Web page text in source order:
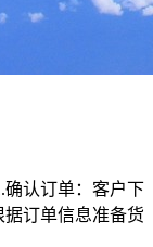
确认订单：客户下
订单信息准备货